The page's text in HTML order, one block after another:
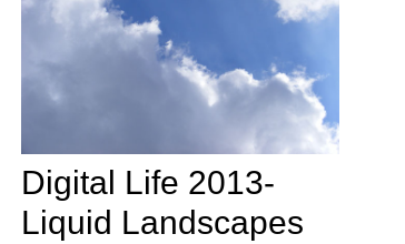
Digital Life 2013-
Liquid Landscapes